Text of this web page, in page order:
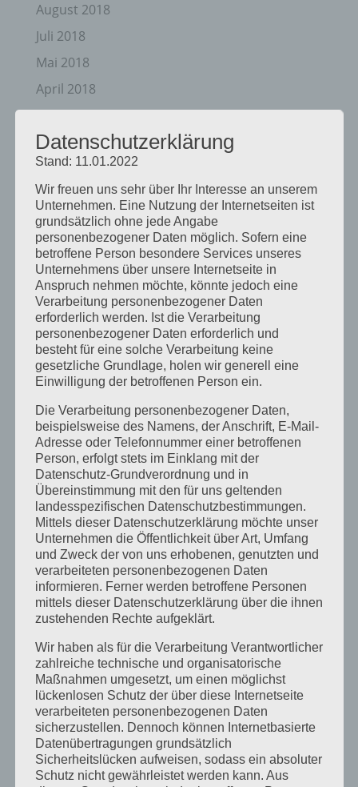
August 2018
Juli 2018
Mai 2018
April 2018
August 2017
Juli 2017
Juni 2017
August 2016
Juli 2016
November 2015
September 2015
August 2015
Juli 2015
Mai 2015
April 2015
August 2014
Juli 2014
Juni 2014
Januar 2014
August 2013
Juli 2013
Juni 2013
Mai 2013
April 2013
März 2013
August 2012
Juli 2012
Juni 2012
April 2012
Februar 2012
Datenschutzerklärung
Stand: 11.01.2022
Wir freuen uns sehr über Ihr Interesse an unserem
Unternehmen. Eine Nutzung der Internetseiten ist
grundsätzlich ohne jede Angabe
personenbezogener Daten möglich. Sofern eine
betroffene Person besondere Services unseres
Unternehmens über unsere Internetseite in
Anspruch nehmen möchte, könnte jedoch eine
Verarbeitung personenbezogener Daten
erforderlich werden. Ist die Verarbeitung
personenbezogener Daten erforderlich und
besteht für eine solche Verarbeitung keine
gesetzliche Grundlage, holen wir generell eine
Einwilligung der betroffenen Person ein.
Die Verarbeitung personenbezogener Daten,
beispielsweise des Namens, der Anschrift, E-Mail-
Adresse oder Telefonnummer einer betroffenen
Person, erfolgt stets im Einklang mit der
Datenschutz-Grundverordnung und in
Übereinstimmung mit den für uns geltenden
landesspezifischen Datenschutzbestimmungen.
Mittels dieser Datenschutzerklärung möchte unser
Unternehmen die Öffentlichkeit über Art, Umfang
und Zweck der von uns erhobenen, genutzten und
verarbeiteten personenbezogenen Daten
informieren. Ferner werden betroffene Personen
mittels dieser Datenschutzerklärung über die ihnen
zustehenden Rechte aufgeklärt.
Wir haben als für die Verarbeitung Verantwortlicher
zahlreiche technische und organisatorische
Maßnahmen umgesetzt, um einen möglichst
lückenlosen Schutz der über diese Internetseite
verarbeiteten personenbezogenen Daten
sicherzustellen. Dennoch können Internetbasierte
Datenübertragungen grundsätzlich
Sicherheitslücken aufweisen, sodass ein absoluter
Schutz nicht gewährleistet werden kann. Aus